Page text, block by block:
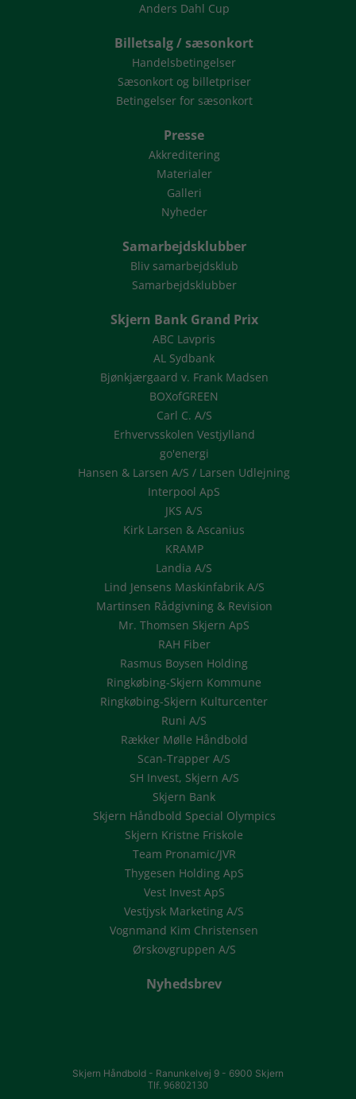
Anders Dahl Cup
Billetsalg / sæsonkort
Handelsbetingelser
Sæsonkort og billetpriser
Betingelser for sæsonkort
Presse
Akkreditering
Materialer
Galleri
Nyheder
Samarbejdsklubber
Bliv samarbejdsklub
Samarbejdsklubber
Skjern Bank Grand Prix
ABC Lavpris
AL Sydbank
Bjønkjærgaard v. Frank Madsen
BOXofGREEN
Carl C. A/S
Erhvervsskolen Vestjylland
go'energi
Hansen & Larsen A/S / Larsen Udlejning
Interpool ApS
JKS A/S
Kirk Larsen & Ascanius
KRAMP
Landia A/S
Lind Jensens Maskinfabrik A/S
Martinsen Rådgivning & Revision
Mr. Thomsen Skjern ApS
RAH Fiber
Rasmus Boysen Holding
Ringkøbing-Skjern Kommune
Ringkøbing-Skjern Kulturcenter
Runi A/S
Rækker Mølle Håndbold
Scan-Trapper A/S
SH Invest, Skjern A/S
Skjern Bank
Skjern Håndbold Special Olympics
Skjern Kristne Friskole
Team Pronamic/JVR
Thygesen Holding ApS
Vest Invest ApS
Vestjysk Marketing A/S
Vognmand Kim Christensen
Ørskovgruppen A/S
Nyhedsbrev
Skjern Håndbold - Ranunkelvej 9 - 6900 Skjern
Tlf. 96802130